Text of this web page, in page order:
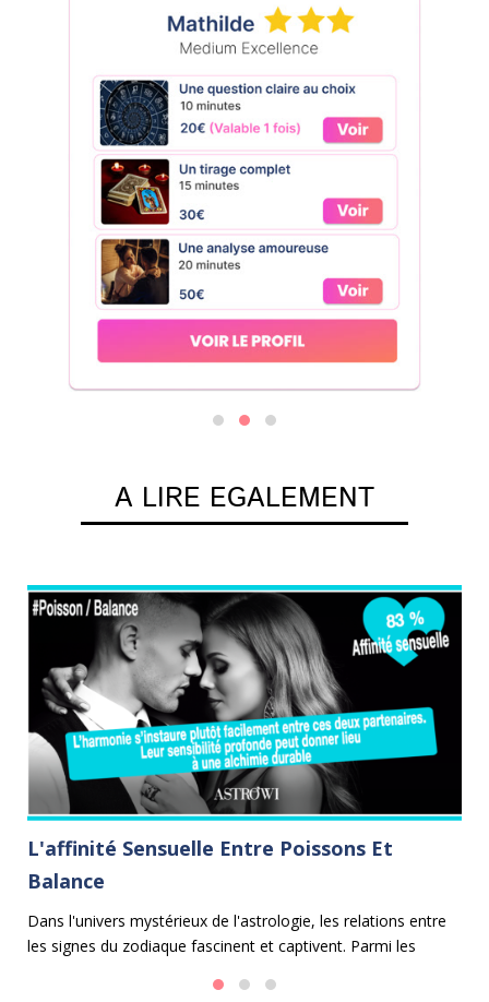
A LIRE EGALEMENT
L'affinité Sensuelle Entre Poissons Et
Balance
Dans l'univers mystérieux de l'astrologie, les relations entre
les signes du zodiaque fascinent et captivent. Parmi les